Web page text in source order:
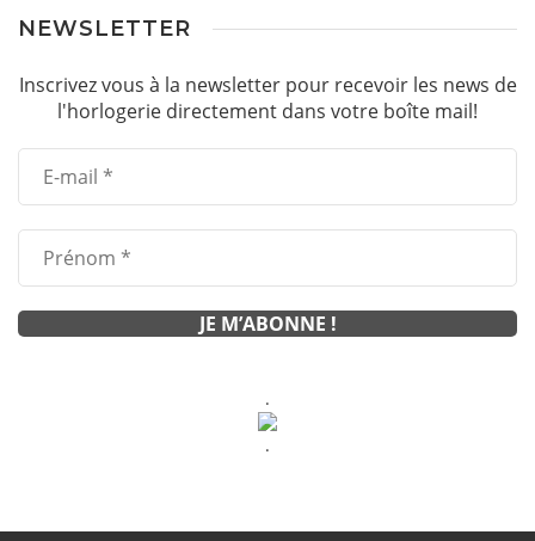
NEWSLETTER
Inscrivez vous à la newsletter pour recevoir les news de
l'horlogerie directement dans votre boîte mail!
.
.